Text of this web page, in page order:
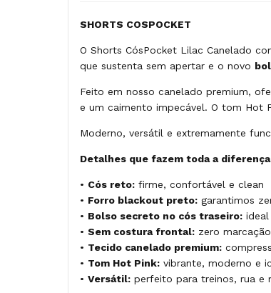
SHORTS COSPOCKET
O Shorts CósPocket Lilac Canelado
que sustenta sem apertar e o novo
Feito em nosso canelado premium,
e um caimento impecável. O tom Hot
Moderno, versátil e extremamente
Detalhes que fazem toda a diferença
• Cós reto: firme, confortável e clean
• Forro blackout preto: garantimos
• Bolso secreto no cós traseiro:
• Sem costura frontal: zero
• Tecido canelado premium:
• Tom Hot Pink: vibrante, moderno e
• Versátil: perfeito para treinos, rua e